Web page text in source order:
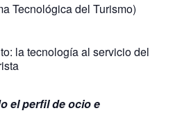
Tecnológica del Turismo)
la tecnología al servicio del
el perfil de ocio e